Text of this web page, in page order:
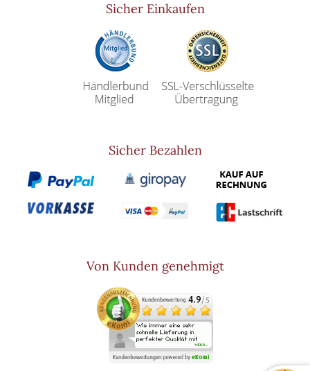
Sicher Einkaufen
Sicher Bezahlen
Von Kunden genehmigt